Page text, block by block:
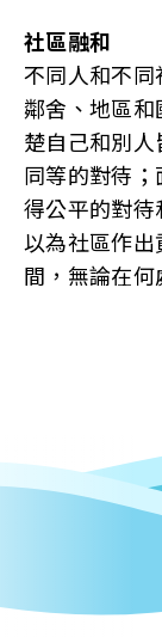
社區融和
不同人和不
鄰舍、地區
楚自己和別
同等的對待
得公平的對
以為社區作
間，無論在何